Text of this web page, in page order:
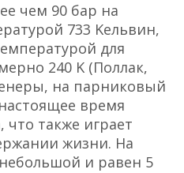
чем 90 бар на
733 Kельвин,
для
240 K (Поллак,
на парниковый
время
что также играет
жизни. На
и равен 5